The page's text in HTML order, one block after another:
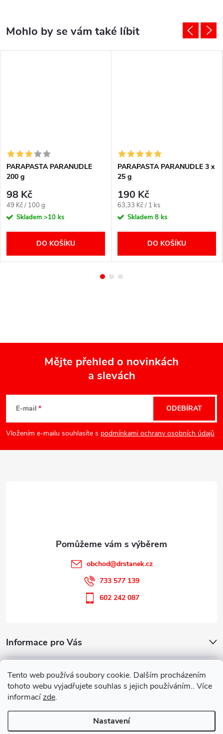
Tento web používá soubory cookie. Dalším procházením
tohoto webu vyjadřujete souhlas s jejich používáním.. Více
informacízde.
Nastavení
PARAPASTA PARANUDLE
200 g
98 Kč
Měrná
cena:
49 Kč / 100 g
Skladem >10 ks
DO KOŠÍKU
PARAPASTA PARANUDLE 3 x
25 g
190 Kč
Měrná
cena:
63,33 Kč / 1 ks
Skladem 8 ks
DO KOŠÍKU
p
Mějte přehled o novinkách
a slevách
E-mail
Vložením e-mailu souhlasíte s podmínkami ochrany osobních údajů
ODEBÍRAT
Informace pro Vás
Kontakt
Parafarmaceutická poradna
obchod@drstanek.cz
733 577 139
602 242 087